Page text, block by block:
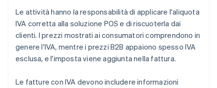
Le attività hanno la responsabilità di applicare l'aliquota
IVA corretta alla soluzione POS e di riscuoterla dai
clienti. I prezzi mostrati ai consumatori comprendono in
genere l'IVA, mentre i prezzi B2B appaiono spesso IVA
esclusa, e l'imposta viene aggiunta nella fattura.
Le fatture con IVA devono includere informazioni